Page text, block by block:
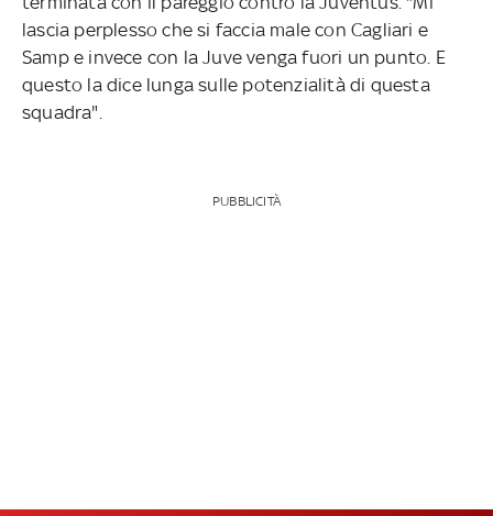
lascia perplesso che si faccia male con Cagliari e
Samp e invece con la Juve venga fuori un punto. E
questo la dice lunga sulle potenzialità di questa
squadra".
PUBBLICITÀ